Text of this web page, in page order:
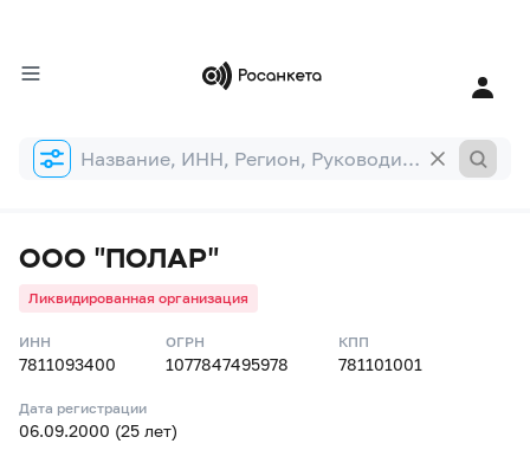
Форма
поиска
ООО "ПОЛАР"
Ликвидированная организация
ИНН
7811093400
ОГРН
1077847495978
КПП
781101001
Дата регистрации
06.09.2000 (25 лет)